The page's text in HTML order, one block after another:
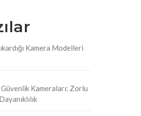
Kamera Modelleri
Kameraları: Zorlu